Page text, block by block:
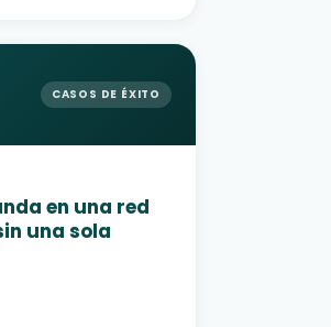
CASOS DE ÉXITO
en una red
una sola